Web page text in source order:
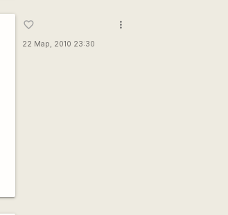
favorite_border
22 Мар, 2010 23:30
more_vert